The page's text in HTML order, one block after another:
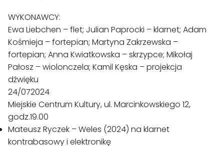
WYKONAWCY:
Ewa Liebchen – flet; Julian Paprocki – klarnet; Adam
Kośmieja – fortepian; Martyna Zakrzewska –
fortepian; Anna Kwiatkowska – skrzypce; Mikołaj
Pałosz – wiolonczela; Kamil Kęska – projekcja
dźwięku
24/072024
Miejskie Centrum Kultury, ul. Marcinkowskiego 12,
godz.19.00
Mateusz Ryczek – Weles (2024) na klarnet
kontrabasowy i elektronikę